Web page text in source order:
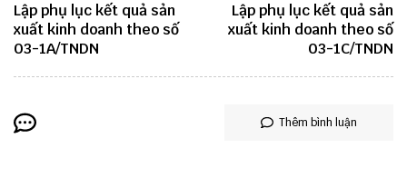
Lập phụ lục kết quả sản
xuất kinh doanh theo số
03-1A/TNDN
Lập phụ lục kết quả sản
xuất kinh doanh theo số
03-1C/TNDN
Thêm bình luận